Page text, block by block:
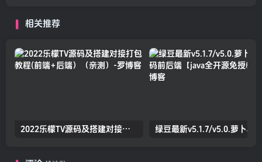
相关推荐
2022乐檬TV源码及搭建对接打包教程(前端+后端）（亲测）